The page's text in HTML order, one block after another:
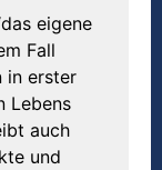
eigene
Fall
in erster
Lebens
auch
und